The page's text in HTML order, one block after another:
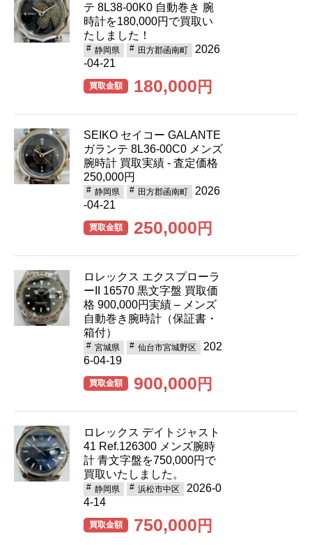
テ 8L38-00K0 自動巻き 腕
時計を180,000円で買取い
たしました！
静岡県 田方郡函南町
2026
-04-21
買取金額 180,000 円
SEIKO セイコー GALANTE
ガランテ 8L36-00C0 メンズ
腕時計 買取実績 - 査定価格
250,000円
静岡県 田方郡函南町
2026
-04-21
買取金額 250,000 円
ロレックス エクスプローラ
ーII 16570 黒文字盤 買取価
格 900,000円実績 – メンズ
自動巻き腕時計（保証書・
箱付）
宮城県 仙台市宮城野区
202
6-04-19
買取金額 900,000 円
ロレックス デイトジャスト
41 Ref.126300 メンズ腕時
計 青文字盤を750,000円で
買取いたしました。
静岡県 浜松市中区
2026-0
4-14
買取金額 750,000 円